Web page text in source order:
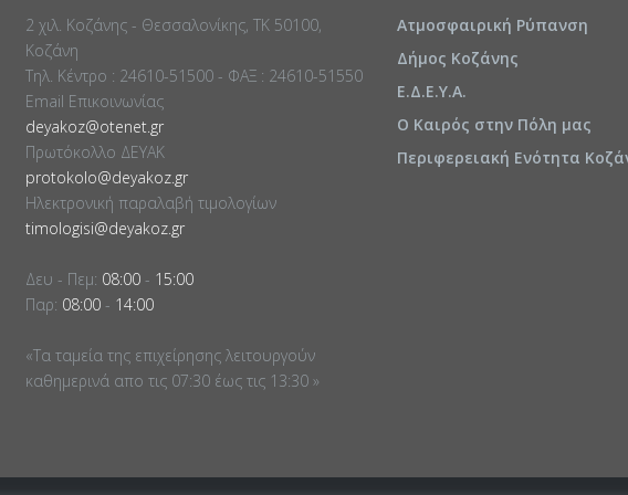
2 χιλ. Κοζάνης - Θεσσαλονίκης, ΤΚ 50100,
Κοζάνη
Τηλ. Κέντρο : 24610-51500 - ΦΑΞ : 24610-51550
Email Επικοινωνίας
deyakoz@otenet.gr
Πρωτόκολλο ΔΕΥΑΚ
protokolo@deyakoz.gr
Ηλεκτρονική παραλαβή τιμολογίων
timologisi@deyakoz.gr
Δευ - Πεμ: 08:00 - 15:00
Παρ: 08:00 - 14:00
«Τα ταμεία της επιχείρησης λειτουργούν
καθημερινά απο τις 07:30 έως τις 13:30 »
Ατμοσφαιρική Ρύπανση
Δήμος Κοζάνης
Ε.Δ.Ε.Υ.Α.
Ο Καιρός στην Πόλη μας
Περιφερειακή Ενότητα